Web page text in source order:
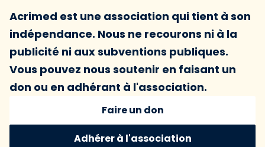
Acrimed est une association qui tient à son
indépendance. Nous ne recourons ni à la
publicité ni aux subventions publiques.
Vous pouvez nous soutenir en faisant un
don ou en adhérant à l'association.
Faire un don
Adhérer à l'association